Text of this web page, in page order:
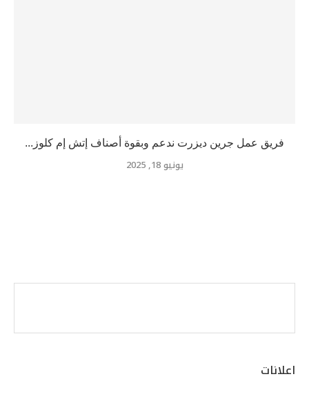
فريق عمل جرين ديزرت ندعم وبقوة أصناف إتش إم كلوز...
يونيو 18, 2025
اعلانات